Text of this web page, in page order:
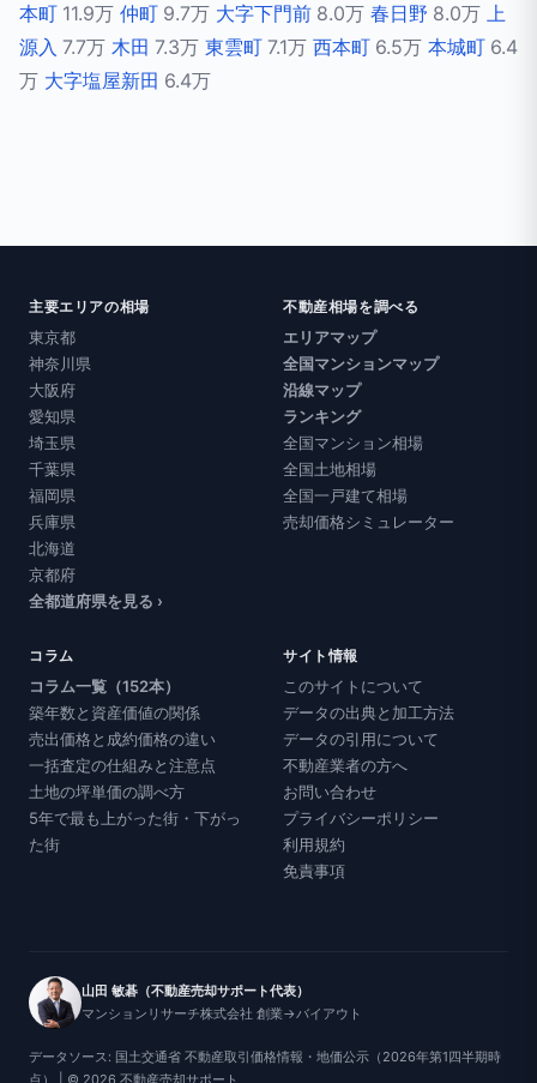
本町 11.9万 仲町 9.7万 大字下門前 8.0万 春日野 8.0万 上
源入 7.7万 木田 7.3万 東雲町 7.1万 西本町 6.5万 本城町 6.4
万 大字塩屋新田 6.4万
主要エリアの相場
東京都
神奈川県
大阪府
愛知県
埼玉県
千葉県
福岡県
兵庫県
北海道
京都府
全都道府県を見る ›
不動産相場を調べる
エリアマップ
全国マンションマップ
沿線マップ
ランキング
全国マンション相場
全国土地相場
全国一戸建て相場
売却価格シミュレーター
コラム
コラム一覧（152本）
築年数と資産価値の関係
売出価格と成約価格の違い
一括査定の仕組みと注意点
土地の坪単価の調べ方
5年で最も上がった街・下がっ
た街
サイト情報
このサイトについて
データの出典と加工方法
データの引用について
不動産業者の方へ
お問い合わせ
プライバシーポリシー
利用規約
免責事項
山田 敏碁（不動産売却サポート代表）
マンションリサーチ株式会社 創業→バイアウト
データソース: 国土交通省 不動産取引価格情報・地価公示（2026年第1四半期時
点） | © 2026 不動産売却サポート